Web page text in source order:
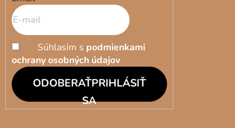
Súhlasím s podmienkami
ochrany osobných údajov
PRIHLÁSIŤ
SA